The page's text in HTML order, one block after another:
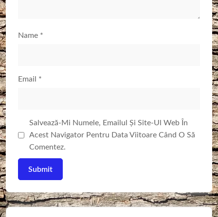
Name *
Email *
Salvează-Mi Numele, Emailul Și Site-Ul Web În
Acest Navigator Pentru Data Viitoare Când O Să
Comentez.